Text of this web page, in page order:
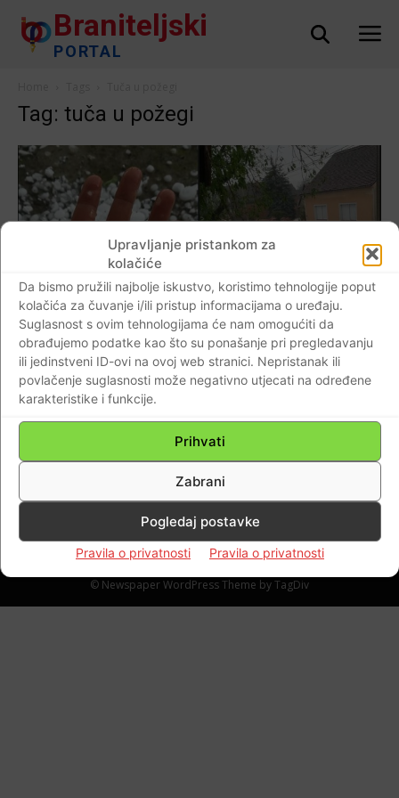
Upravljanje pristankom za
kolačiće
Da bismo pružili najbolje iskustvo, koristimo tehnologije poput
kolačića za čuvanje i/ili pristup informacijama o uređaju.
Suglasnost s ovim tehnologijama će nam omogućiti da
obrađujemo podatke kao što su ponašanje pri pregledavanju
ili jedinstveni ID-ovi na ovoj web stranici. Nepristanak ili
povlačenje suglasnosti može negativno utjecati na određene
karakteristike i funkcije.
Prihvati
Zabrani
Pogledaj postavke
Pravila o privatnosti Pravila o privatnosti
Braniteljski
PORTAL
Tag: tuča u požegi
AKTUALNO
(FOTO-VIDEO)VELIKO NEVRIJEME! U
POŽEGI TUČA VELIČINE ORAHA I VEĆA
Braniteljski portal - 25.06.2021 0
Impressum Kontaktirajte nas Pravila o privatnosti
© Newspaper WordPress Theme by TagDiv